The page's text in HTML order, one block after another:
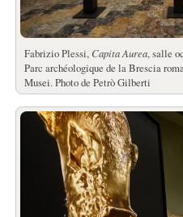
Fabrizio Plessi, Capita Aurea, salle
Parc archéologique de la Brescia
Musei. Photo de Petrò Gilberti